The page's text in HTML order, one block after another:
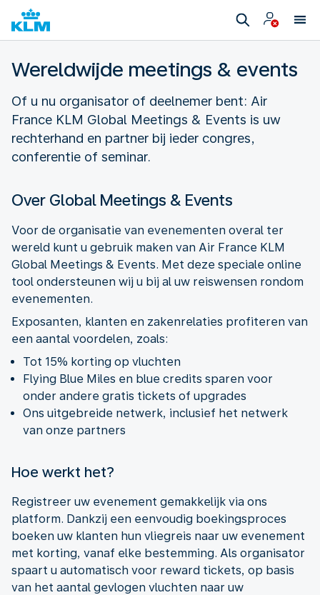
Wereldwijde meetings & events
Of u nu organisator of deelnemer bent: Air
France KLM Global Meetings & Events is uw
rechterhand en partner bij ieder congres,
conferentie of seminar.
Over Global Meetings & Events
Voor de organisatie van evenementen overal ter
wereld kunt u gebruik maken van Air France KLM
Global Meetings & Events. Met deze speciale online
tool ondersteunen wij u bij al uw reiswensen rondom
evenementen.
Exposanten, klanten en zakenrelaties profiteren van
een aantal voordelen, zoals:
Tot 15% korting op vluchten
Flying Blue Miles en blue credits sparen voor
onder andere gratis tickets of upgrades
Ons uitgebreide netwerk, inclusief het netwerk
van onze partners
Hoe werkt het?
Registreer uw evenement gemakkelijk via ons
platform. Dankzij een eenvoudig boekingsproces
boeken uw klanten hun vliegreis naar uw evenement
met korting, vanaf elke bestemming. Als organisator
spaart u automatisch voor reward tickets, op basis
van het aantal gevlogen vluchten naar uw